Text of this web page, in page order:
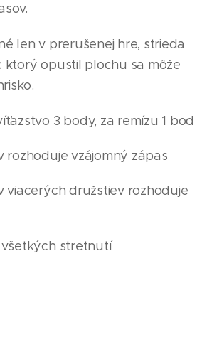
len v prerušenej hre, strieda
ktorý opustil plochu sa môže
3 body, za remízu 1 bod
rozhoduje vzájomný zápas
viacerých družstiev rozhoduje
stretnutí